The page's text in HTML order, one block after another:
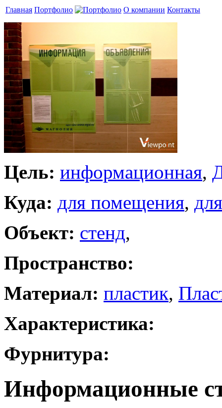
Главная Портфолио О компании Контакты
Цель: информационная,
Куда: для помещения,
Объект: стенд,
Пространство:
Материал: пластик,
Характеристика:
Фурнитура:
Информационные